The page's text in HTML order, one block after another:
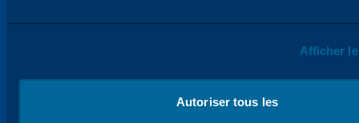
Afficher
Autoriser tous les